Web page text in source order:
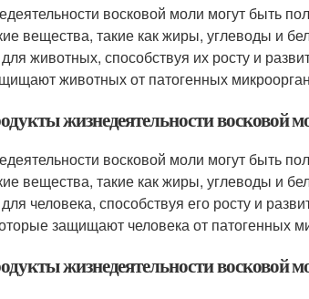
восковой моли могут быть
вещества, такие как жиры, углеводы и
животных, способствуя их росту и
животных от патогенных
жизнедеятельности восковой
восковой моли могут быть
вещества, такие как жиры, углеводы и
человека, способствуя его росту и
защищают человека от патогенных
жизнедеятельности восковой